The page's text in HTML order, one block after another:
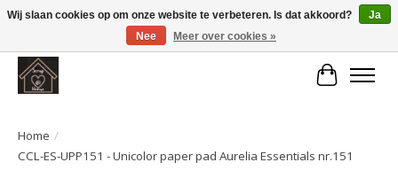
Large selection of products and fast shipping!
Home /
CCL-ES-UPP151 - Unicolor paper pad Aurelia Essentials nr.151
Wij slaan cookies op om onze website te verbeteren. Is dat akkoord?
Ja
Nee
Meer over cookies »